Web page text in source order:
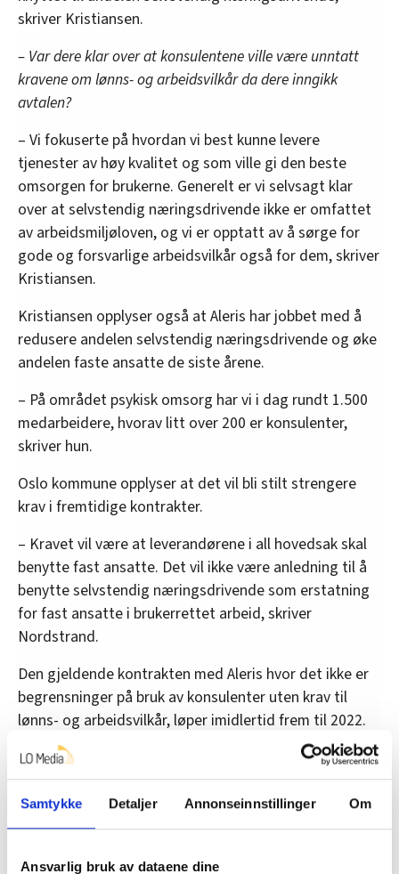
Samtykke Detaljer Annonseinnstillinger Om
Ansvarlig bruk av dataene dine
skriver Kristiansen.
– Var dere klar over at konsulentene ville være unntatt
kravene om lønns- og arbeidsvilkår da dere inngikk
avtalen?
– Vi fokuserte på hvordan vi best kunne levere
tjenester av høy kvalitet og som ville gi den beste
omsorgen for brukerne. Generelt er vi selvsagt klar
over at selvstendig næringsdrivende ikke er omfattet
av arbeidsmiljøloven, og vi er opptatt av å sørge for
gode og forsvarlige arbeidsvilkår også for dem, skriver
Kristiansen.
Kristiansen opplyser også at Aleris har jobbet med å
redusere andelen selvstendig næringsdrivende og øke
andelen faste ansatte de siste årene.
– På området psykisk omsorg har vi i dag rundt 1.500
medarbeidere, hvorav litt over 200 er konsulenter,
skriver hun.
Oslo kommune opplyser at det vil bli stilt strengere
krav i fremtidige kontrakter.
– Kravet vil være at leverandørene i all hovedsak skal
benytte fast ansatte. Det vil ikke være anledning til å
benytte selvstendig næringsdrivende som erstatning
for fast ansatte i brukerrettet arbeid, skriver
Nordstrand.
Den gjeldende kontrakten med Aleris hvor det ikke er
begrensninger på bruk av konsulenter uten krav til
lønns- og arbeidsvilkår, løper imidlertid frem til 2022.
Avtalen har åtte plasser. I tillegg har Oslo kommune
hundre brukere på andre kontrakter med Aleris
•Varslet om ukultur i Aleris: – Resultatet ble ingenting